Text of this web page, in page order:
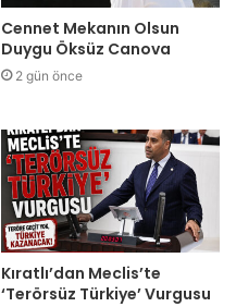
Cennet Mekanın Olsun
Duygu Öksüz Canova
2 gün önce
Kıratlı’dan Meclis’te
‘Terörsüz Türkiye’ Vurgusu